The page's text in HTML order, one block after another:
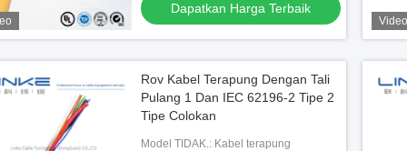
Dapatkan Harga Terbaik
Video
Rov Kabel Terapung Dengan Tali
Pulang 1 Dan IEC 62196-2 Tipe 2
Tipe Colokan
Model TIDAK.: Kabel terapung